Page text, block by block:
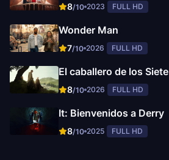
8/10 2023 FULL HD
Wonder Man
7/10 2026 FULL HD
El caballero de los
8/10 2026 FULL HD
It: Bienvenidos a Derry
8/10 2025 FULL HD